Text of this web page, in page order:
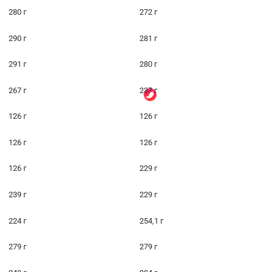
280 г 272 г
290 г 281 г
291 г 280 г
267 г 237 г
126 г 126 г
126 г 126 г
126 г 229 г
239 г 229 г
224 г 254,1 г
279 г 279 г